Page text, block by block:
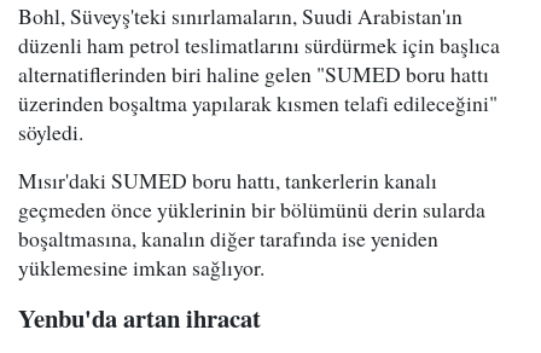
Bohl, Süveyş'teki sınırlamaların, Suudi Arabistan'ın
düzenli ham petrol teslimatlarını sürdürmek için başlıca
alternatiflerinden biri haline gelen "SUMED boru hattı
üzerinden boşaltma yapılarak kısmen telafi edileceğini"
söyledi.
Mısır'daki SUMED boru hattı, tankerlerin kanalı
geçmeden önce yüklerinin bir bölümünü derin sularda
boşaltmasına, kanalın diğer tarafında ise yeniden
yüklemesine imkan sağlıyor.
Yenbu'da artan ihracat